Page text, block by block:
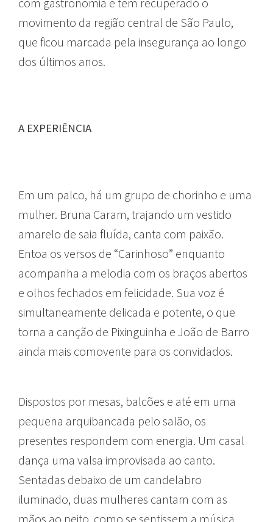
movimento da região central de São Paulo,
que ficou marcada pela insegurança ao longo
dos últimos anos.
A EXPERIÊNCIA
Em um palco, há um grupo de chorinho e uma
mulher. Bruna Caram, trajando um vestido
amarelo de saia fluída, canta com paixão.
Entoa os versos de “Carinhoso” enquanto
acompanha a melodia com os braços abertos
e olhos fechados em felicidade. Sua voz é
simultaneamente delicada e potente, o que
torna a canção de Pixinguinha e João de Barro
ainda mais comovente para os convidados.
Dispostos por mesas, balcões e até em uma
pequena arquibancada pelo salão, os
presentes respondem com energia. Um casal
dança uma valsa improvisada ao canto.
Sentadas debaixo de um candelabro
iluminado, duas mulheres cantam com as
mãos ao peito, como se sentissem a música